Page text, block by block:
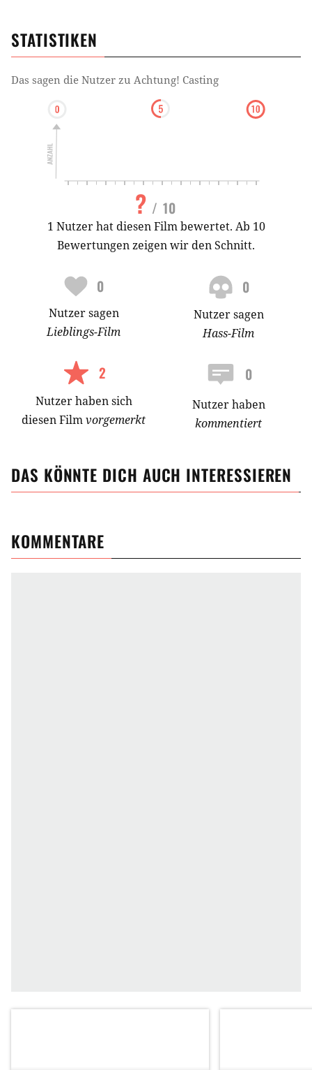
STATISTIKEN
Das sagen die Nutzer zu Achtung! Casting
? / 10
1 Nutzer hat diesen Film bewertet. Ab 10
Bewertungen zeigen wir den Schnitt.
0
Nutzersagen
Lieblings-Film
0
Nutzersagen
Hass-Film
2
Nutzerhabensich
diesen Filmvorgemerkt
0
Nutzer haben
kommentiert
DAS KÖNNTE DICH AUCH INTERESSIEREN
KOMMENTARE